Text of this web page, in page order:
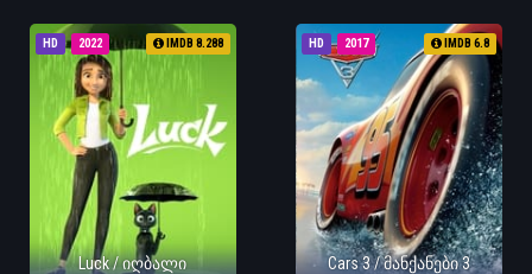
HD 2022 IMDB 8.288
Luck / იღბალი
HD 2017 IMDB 6.8
Cars 3 / მანქანები 3